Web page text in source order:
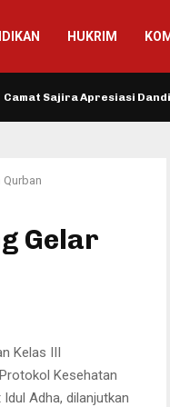
HUKRIM
Camat Sajira Apresiasi
Gelar
Kelas III
Kesehatan
Adha, dilanjutkan